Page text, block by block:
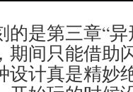
是第三章“
期间只能借助
设计真是精妙